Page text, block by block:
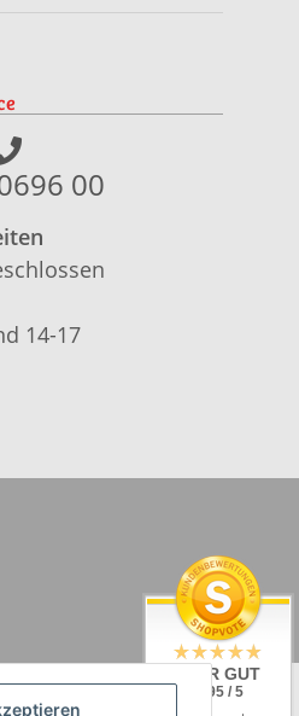
00
14-17
SEHR GUT
4.95 / 5